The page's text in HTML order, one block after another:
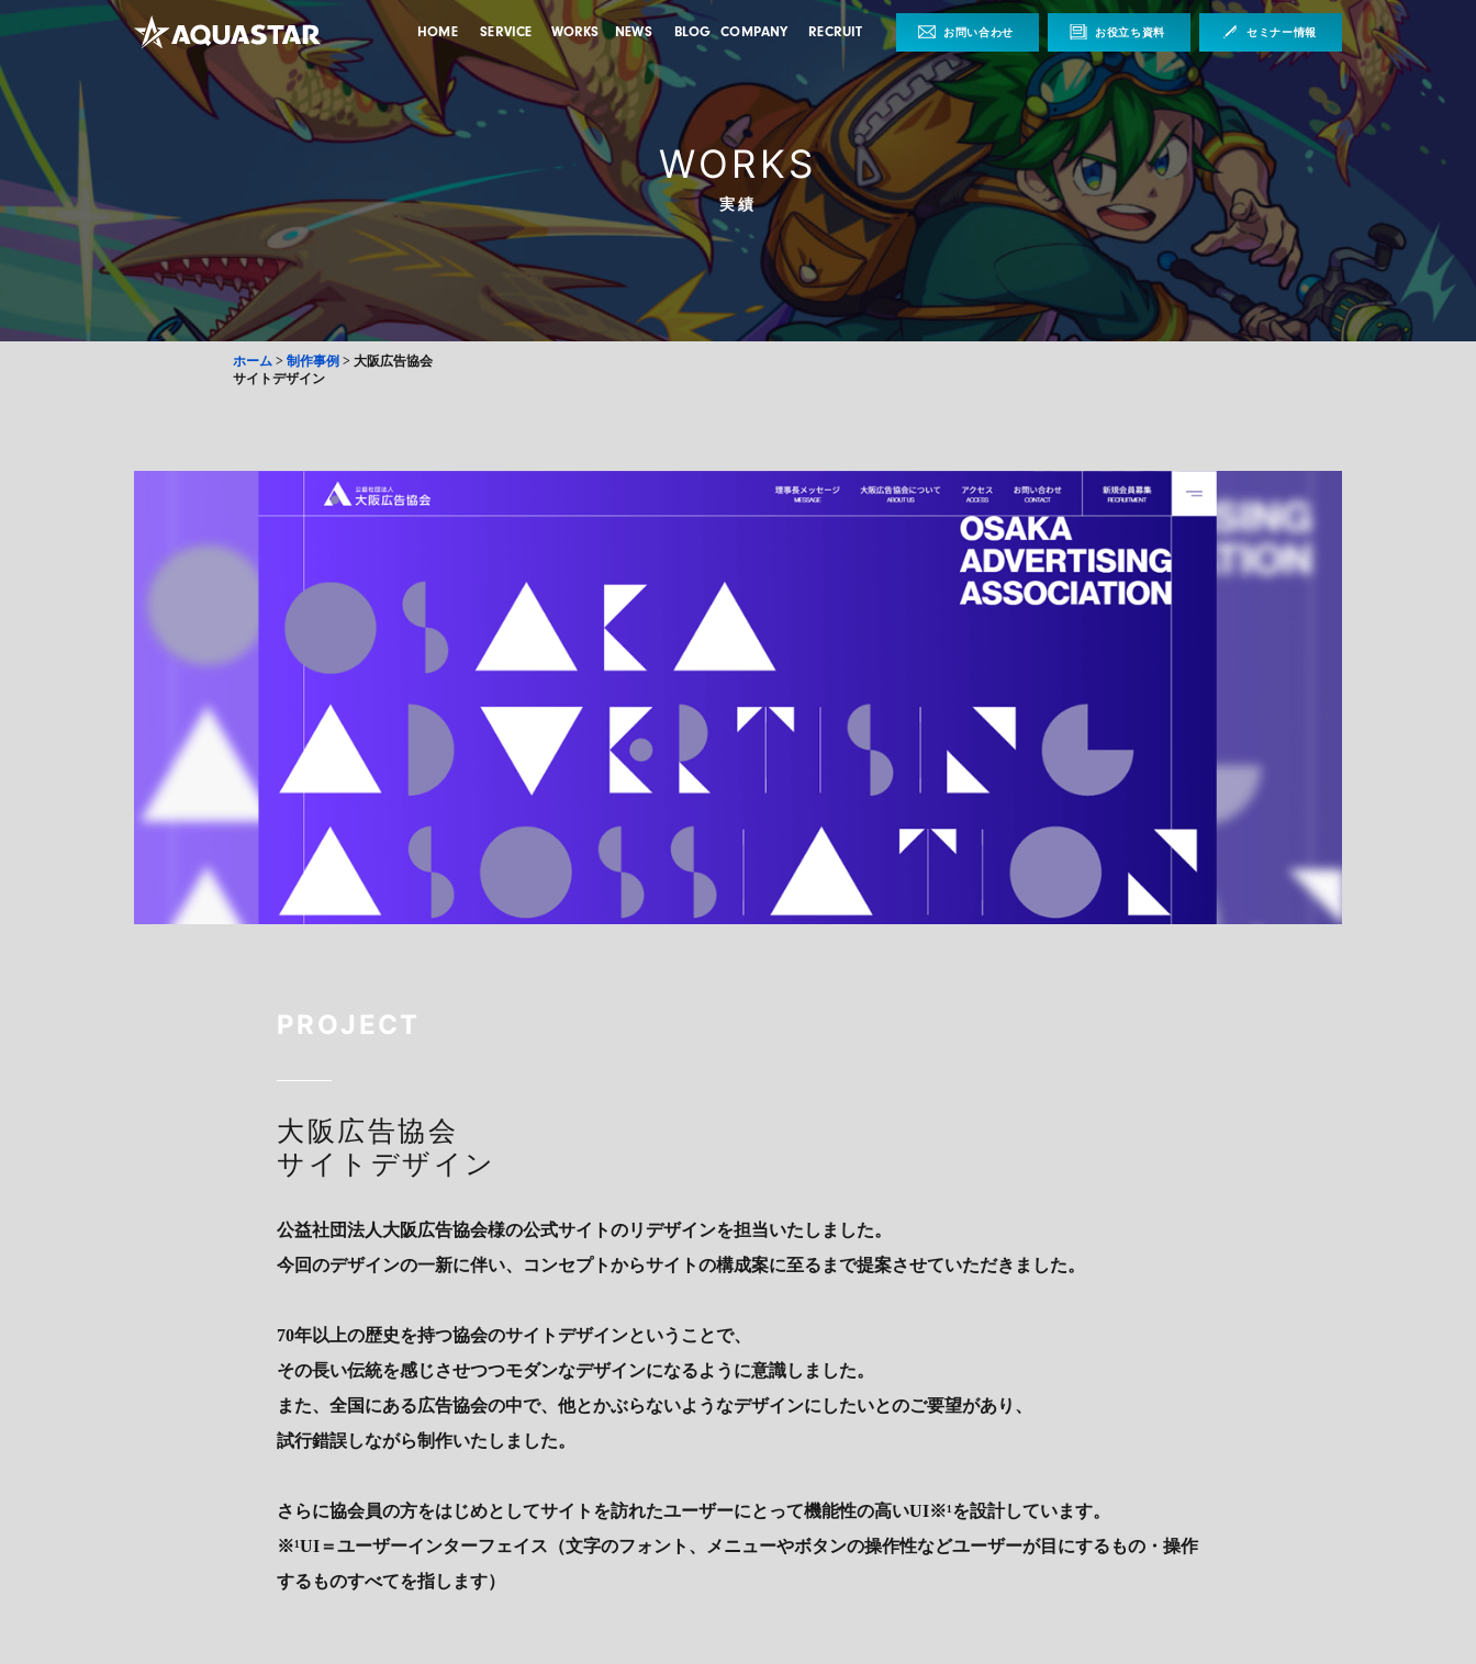
HOME SERVICE WORKS NEWS BLOG COMPANY RECRUIT お問い合わせ お役立ち資料 セミナー情報
WORKS
実績
ホーム > 制作事例 > 大阪広告協会
サイトデザイン
PROJECT
大阪広告協会
サイトデザイン
公益社団法人大阪広告協会様の公式サイトのリデザインを担当いたしました。
今回のデザインの一新に伴い、コンセプトからサイトの構成案に至るまで提案させていただきました。
70年以上の歴史を持つ協会のサイトデザインということで、
その長い伝統を感じさせつつモダンなデザインになるように意識しました。
また、全国にある広告協会の中で、他とかぶらないようなデザインにしたいとのご要望があり、
試行錯誤しながら制作いたしました。
さらに協会員の方をはじめとしてサイトを訪れたユーザーにとって機能性の高いUI※¹を設計しています。
※¹UI＝ユーザーインターフェイス（文字のフォント、メニューやボタンの操作性などユーザーが目にするもの・操作
するものすべてを指します）